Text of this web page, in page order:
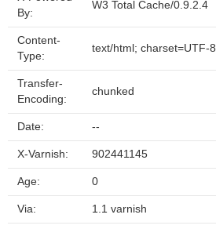
By:
W3 Total Cache/0.9.2.4
Content-
Type:
text/html; charset=UTF-8
Transfer-
Encoding:
chunked
Date: --
X-Varnish: 902441145
Age: 0
Via: 1.1 varnish